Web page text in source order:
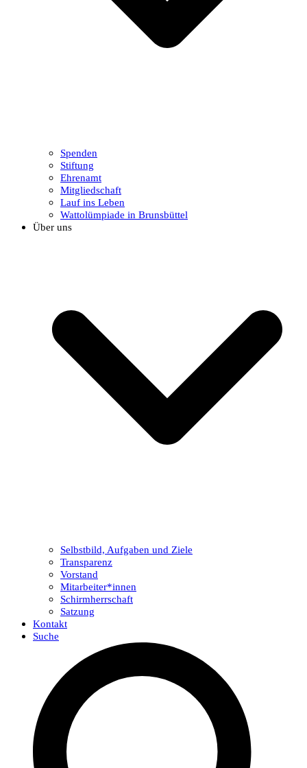
Spenden
Stiftung
Ehrenamt
Mitgliedschaft
Lauf ins Leben
Wattolümpiade in Brunsbüttel
Über uns
Selbstbild, Aufgaben und Ziele
Transparenz
Vorstand
Mitarbeiter*innen
Schirmherrschaft
Satzung
Kontakt
Suche